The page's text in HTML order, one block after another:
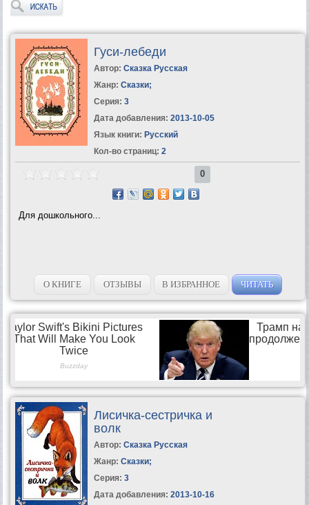
Гуси-лебеди
Автор: Сказка Русская
Жанр: Сказки;
Серия: 3
Дата добавления: 2013-10-05
Язык книги: Русский
Кол-во страниц: 2
0
Для дошкольного...
О КНИГЕ ОТЗЫВЫ В ИЗБРАННОЕ ЧИТАТЬ
Лисичка-сестричка и
волк
Автор: Сказка Русская
Жанр: Сказки;
Серия: 3
Дата добавления: 2013-10-16